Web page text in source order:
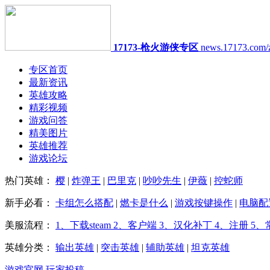
17173-枪火游侠专区
专区首页
最新资讯
英雄攻略
精彩视频
游戏问答
精美图片
英雄推荐
游戏论坛
热门英雄： 樱 | 炸弹王 | 巴里克 | 吵吵先生 | 伊薇 | 控蛇师
新手必看： 卡组怎么搭配 | 燃卡是什么 | 游戏按键操作 | 电脑配
美服流程： 1、下载steam 2、客户端 3、汉化补丁 4、注册 5、
英雄分类： 输出英雄 | 突击英雄 | 辅助英雄 | 坦克英雄